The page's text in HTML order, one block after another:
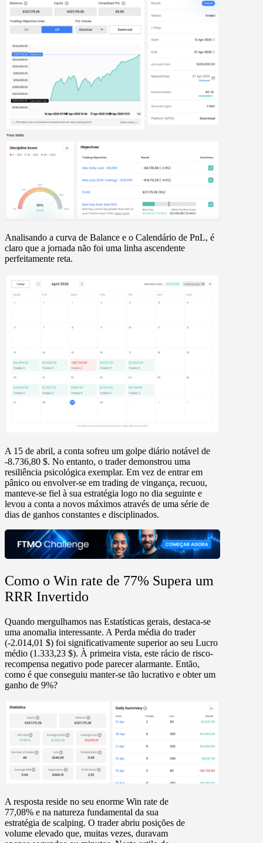
Analisando a curva de Balance e o Calendário de PnL, é
claro que a jornada não foi uma linha ascendente
perfeitamente reta.
A 15 de abril, a conta sofreu um golpe diário notável de
-8.736,80 $. No entanto, o trader demonstrou uma
resiliência psicológica exemplar. Em vez de entrar em
pânico ou envolver-se em trading de vingança, recuou,
manteve-se fiel à sua estratégia logo no dia seguinte e
levou a conta a novos máximos através de uma série de
dias de ganhos constantes e disciplinados.
Como o Win rate de 77% Supera um
RRR Invertido
Quando mergulhamos nas Estatísticas gerais, destaca-se
uma anomalia interessante. A Perda média do trader
(-2.014,01 $) foi significativamente superior ao seu Lucro
médio (1.333,23 $). À primeira vista, este rácio de risco-
recompensa negativo pode parecer alarmante. Então,
como é que conseguiu manter-se tão lucrativo e obter um
ganho de 9%?
A resposta reside no seu enorme Win rate de
77,08% e na natureza fundamental da sua
estratégia de scalping. O trader abriu posições de
volume elevado que, muitas vezes, duravam